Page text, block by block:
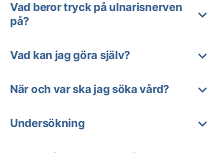
Vad beror tryck på ulnarisnerven
på?
Vad kan jag göra själv?
När och var ska jag söka vård?
Undersökning